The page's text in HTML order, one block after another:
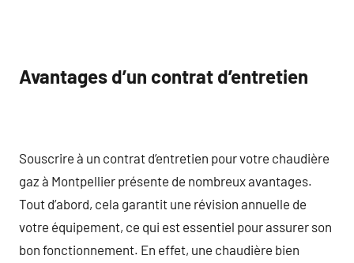
Avantages d’un contrat d’entretien
Souscrire à un contrat d’entretien pour votre chaudière
gaz à Montpellier présente de nombreux avantages.
Tout d’abord, cela garantit une révision annuelle de
votre équipement, ce qui est essentiel pour assurer son
bon fonctionnement. En effet, une chaudière bien